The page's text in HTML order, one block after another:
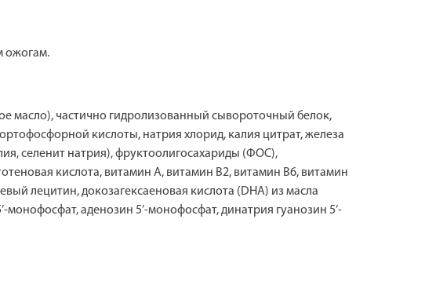
ожогам.
масло), частично гидролизованный сывороточный белок,
кислоты, натрия хлорид, калия цитрат, железа
селенит натрия), фруктоолигосахариды (ФОС),
кислота, витамин А, витамин В2, витамин В6, витамин
лецитин, докозагексаеновая кислота (DHA) из масла
аденозин 5’-монофосфат, динатрия гуанозин 5’-